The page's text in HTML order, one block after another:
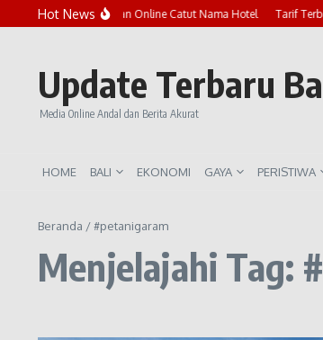
Lewati ke konten
Hot News
Marak Penipuan Online Catut Nama Hotel Tarif
Update Terbaru
Media Online Andal dan Berita Akurat
HOME BALI EKONOMI GAYA PERISTIWA
Beranda /#petanigaram
Menjelajahi Tag: